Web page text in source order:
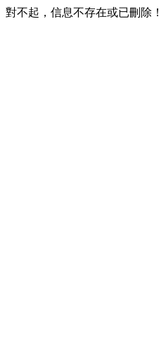
對不起，信息不存在或已刪除！